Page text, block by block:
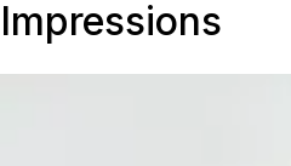
Impressions